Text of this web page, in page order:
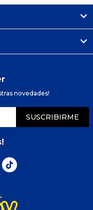
novedades!
SUSCRIBIRME